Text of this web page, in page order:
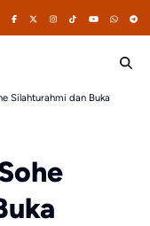
Silahturahmi dan Buka